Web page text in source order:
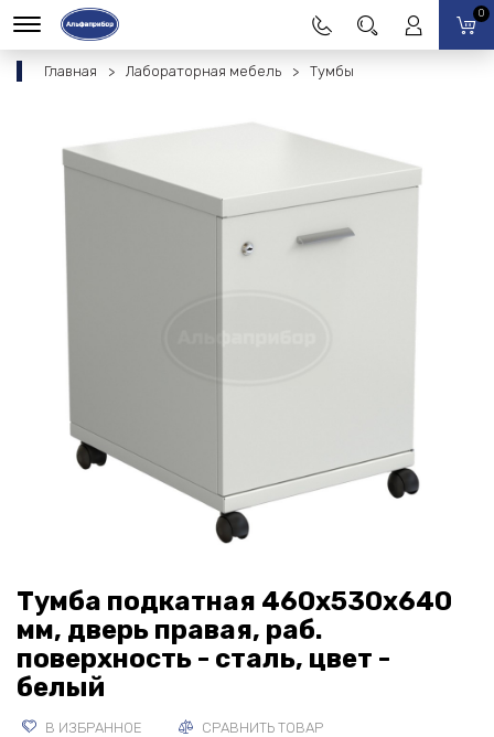
0
Главная Лабораторная мебель Тумбы
Тумба подкатная 460х530х640
мм, дверь правая, раб.
поверхность - сталь, цвет -
белый
В ИЗБРАННОЕ СРАВНИТЬ ТОВАР